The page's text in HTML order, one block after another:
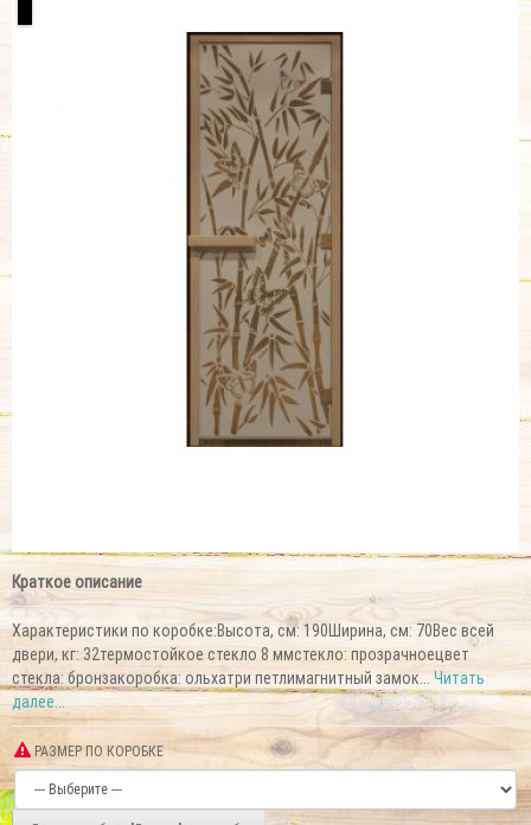
Краткое описание
Характеристики по коробке:Высота, см: 190Ширина, см: 70Вес всей
двери, кг: 32термостойкое стекло 8 ммстекло: прозрачноецвет
стекла: бронзакоробка: ольхатри петлимагнитный замок...Читать
далее...
РАЗМЕР ПО КОРОБКЕ